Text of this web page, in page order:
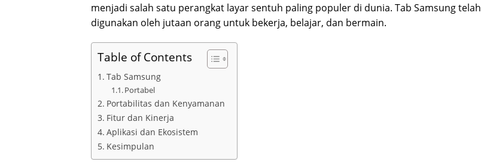
menjadi salah satu perangkat layar sentuh paling populer di dunia. Tab Samsung telah
digunakan oleh jutaan orang untuk bekerja, belajar, dan bermain.
Table of Contents
Tab Samsung
Portabel
Portabilitas dan Kenyamanan
Fitur dan Kinerja
Aplikasi dan Ekosistem
Kesimpulan